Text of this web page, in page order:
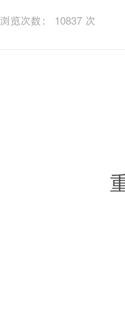
浏览次数： 10837 次